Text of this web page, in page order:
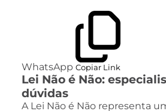
WhatsApp Copiar Link
Lei Não é Não:
dúvidas
A Lei Não é Não representa